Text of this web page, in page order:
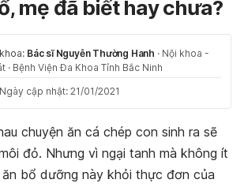
mẹ đã biết hay chưa?
Bác sĩ Nguyễn Thường Hanh · Nội khoa -
· Bệnh Viện Đa Khoa Tỉnh Bắc Ninh
Ngày cập nhật: 21/01/2021
chuyện ăn cá chép con sinh ra sẽ
đỏ. Nhưng vì ngại tanh mà không ít
ăn bổ dưỡng này khỏi thực đơn của